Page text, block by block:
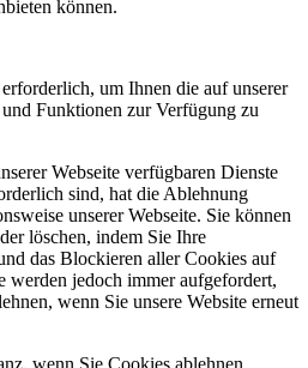
können.
um Ihnen die auf unserer
Funktionen zur Verfügung zu
Webseite verfügbaren Dienste
sind, hat die Ablehnung
unserer Webseite. Sie können
löschen, indem Sie Ihre
das Blockieren aller Cookies auf
werden jedoch immer aufgefordert,
wenn Sie unsere Website erneut